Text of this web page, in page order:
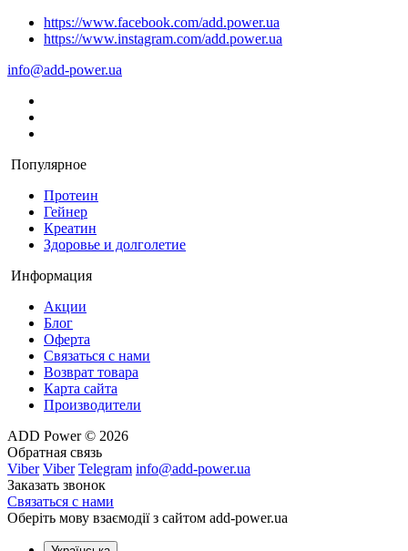
https://www.facebook.com/add.power.ua
https://www.instagram.com/add.power.ua
info@add-power.ua
Популярное
Протеин
Гейнер
Креатин
Здоровье и долголетие
Информация
Акции
Блог
Оферта
Связаться с нами
Возврат товара
Карта сайта
Производители
ADD Power © 2026
Обратная связь
Viber Viber Telegram info@add-power.ua
Заказать звонок
Связаться с нами
Оберіть мову взаємодії з сайтом add-power.ua